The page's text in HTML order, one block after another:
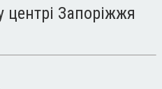
центрі Запоріжжя